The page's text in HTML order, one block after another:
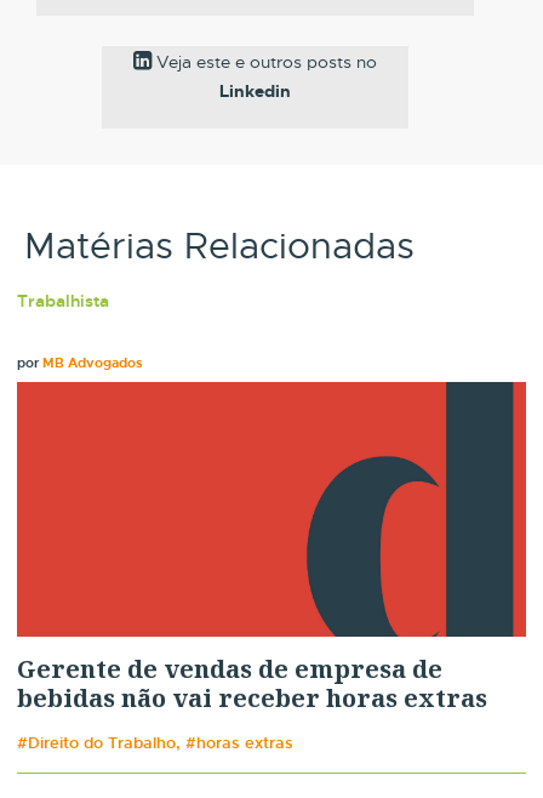
Veja este e outros posts no
Linkedin
Matérias Relacionadas
Trabalhista
porMB Advogados
Gerente de vendas de empresa de
bebidas não vai receber horas extras
#Direito do Trabalho, #horas extras